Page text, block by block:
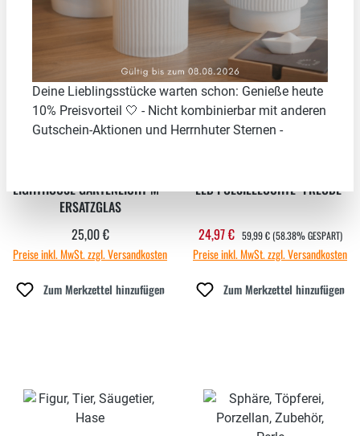
LIGHTHOUSE GARTENLICHT M -
ERSATZGLAS
Regulärer Preis:
25,00 €
Preise inkl. MwSt. zzgl. Versandkosten
Zum Merkzettel hinzufügen
%
LED POESIELEUCHTE "FREUDE"
Verkaufspreis:
24,97 € REGULÄRER PREIS:
59,99 € (58.38% GESPART)
Preise inkl. MwSt. zzgl. Versandkosten
Zum Merkzettel hinzufügen
Deine Lieblingsstücke warten schon: Genieße heute
10% Preisvorteil 🤍 - Nicht kombinierbar mit anderen
Gutschein-Aktionen und Herrnhuter Sternen -